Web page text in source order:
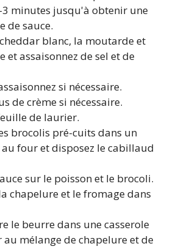
minutes jusqu'à obtenir une
de sauce.
blanc, la moutarde et
et assaisonnez de sel et de
si nécessaire.
de crème si nécessaire.
de laurier.
brocolis pré-cuits dans un
four et disposez le cabillaud
sur le poisson et le brocoli.
chapelure et le fromage dans
le beurre dans une casserole
mélange de chapelure et de